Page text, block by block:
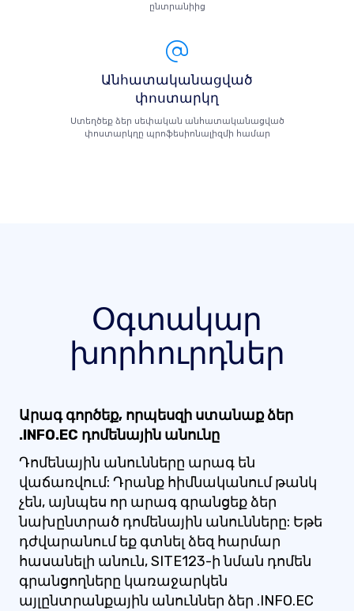
ընտրանիից
Անհատականացված
փոստարկղ
Ստեղծեք ձեր սեփական անհատականացված
փոստարկղը պրոֆեսիոնալիզմի համար
Օգտակար
խորհուրդներ
Արագ գործեք, որպեսզի ստանաք ձեր
.INFO.EC դոմենային անունը
Դոմենային անունները արագ են
վաճառվում: Դրանք հիմնականում թանկ
չեն, այնպես որ արագ գրանցեք ձեր
նախընտրած դոմենային անունները: Եթե
դժվարանում եք գտնել ձեզ հարմար
հասանելի անուն, SITE123-ի նման դոմեն
գրանցողները կառաջարկեն
այլընտրանքային անուններ ձեր .INFO.EC